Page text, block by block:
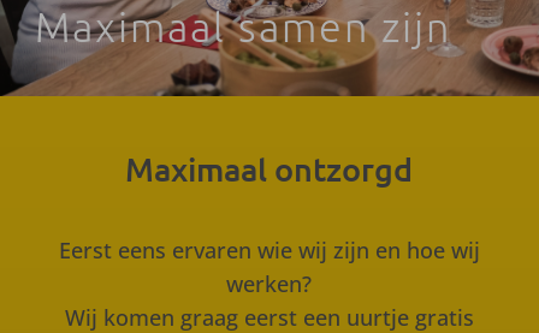
Maximaal samen zijn
Maximaal ontzorgd
Eerst eens ervaren wie wij zijn en hoe wij
werken?
Wij komen graag eerst een uurtje gratis